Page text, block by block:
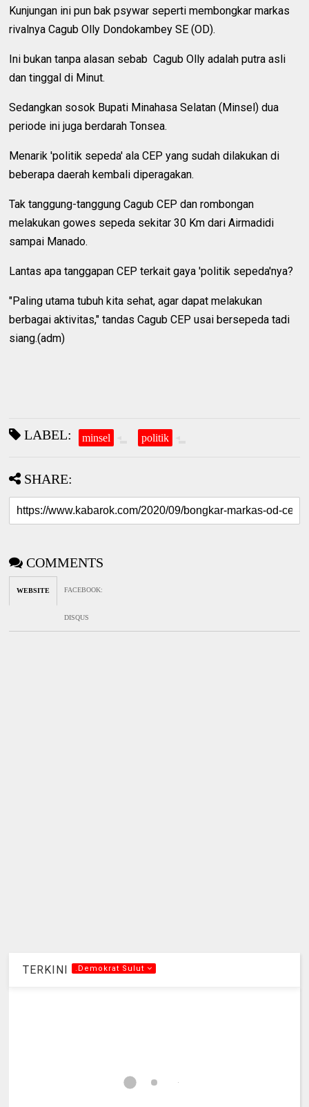
Kunjungan ini pun bak psywar seperti membongkar markas
rivalnya Cagub Olly Dondokambey SE (OD).
Ini bukan tanpa alasan sebab Cagub Olly adalah putra asli
dan tinggal di Minut.
Sedangkan sosok Bupati Minahasa Selatan (Minsel) dua
periode ini juga berdarah Tonsea.
Menarik 'politik sepeda' ala CEP yang sudah dilakukan di
beberapa daerah kembali diperagakan.
Tak tanggung-tanggung Cagub CEP dan rombongan
melakukan gowes sepeda sekitar 30 Km dari Airmadidi
sampai Manado.
Lantas apa tanggapan CEP terkait gaya 'politik sepeda'nya?
"Paling utama tubuh kita sehat, agar dapat melakukan
berbagai aktivitas," tandas Cagub CEP usai bersepeda tadi
siang.(adm)
LABEL: minsel politik
SHARE:
COMMENTS
WEBSITE FACEBOOK:
DISQUS
TERKINI .Demokrat Sulut